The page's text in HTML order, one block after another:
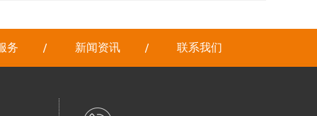
务 新闻资讯 联系我们